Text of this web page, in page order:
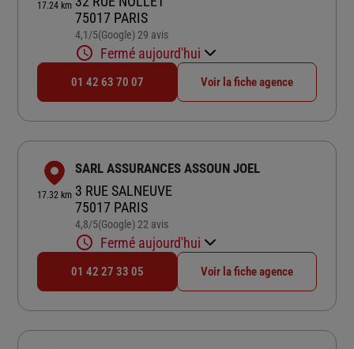
17.24 km
75017 PARIS
4,1/5Note de 4.1 sur 5
(Google) 29 avis
Fermé aujourd'hui
01 42 63 70 07 Voir la fiche agence
17.32 km
SARL ASSURANCES ASSOUN JOEL
3 RUE SALNEUVE
75017 PARIS
4,8/5Note de 4.8 sur 5
(Google) 22 avis
Fermé aujourd'hui
01 42 27 33 05 Voir la fiche agence